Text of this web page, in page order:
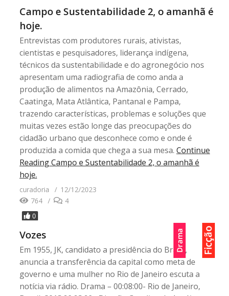
Campo e Sustentabilidade 2, o amanhã é
hoje.
Entrevistas com produtores rurais, ativistas,
cientistas e pesquisadores, liderança indígena,
técnicos da sustentabilidade e do agronegócio nos
apresentam uma radiografia de como anda a
produção de alimentos na Amazônia, Cerrado,
Caatinga, Mata Atlântica, Pantanal e Pampa,
trazendo características, problemas e soluções que
muitas vezes estão longe das preocupações do
cidadão urbano que desconhece como e onde é
produzida a comida que chega a sua mesa. Continue
ReadingCampo e Sustentabilidade 2, o amanhã é
hoje.
curadoria
12/12/2023
764
4
0
Vozes
Em 1955, JK, candidato a presidência do Brasil,
anuncia a transferência da capital como meta de
governo e uma mulher no Rio de Janeiro escuta a
notícia via rádio. Drama – 00:08:00- Rio de Janeiro,